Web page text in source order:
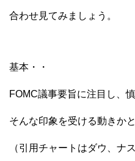
合わせ見てみましょう。
基本・・
FOMC議事要旨に注目し、
そんな印象を受ける動きかと
（引用チャートはダウ、ナ